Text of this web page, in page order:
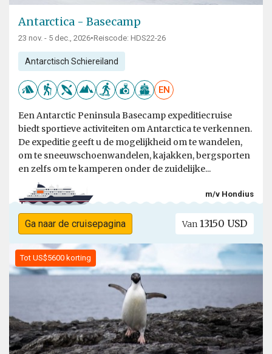
Antarctica - Basecamp
23 nov. - 5 dec., 2026•Reiscode: HDS22-26
Antarctisch Schiereiland
EN
Een Antarctic Peninsula Basecamp expeditiecruise
biedt sportieve activiteiten om Antarctica te verkennen.
De expeditie geeft u de mogelijkheid om te wandelen,
om te sneeuwschoenwandelen, kajakken, bergsporten
en zelfs om te kamperen onder de zuidelijke...
m/v Hondius
Ga naar de cruisepagina Van 13150 USD
Tot US$5600 korting